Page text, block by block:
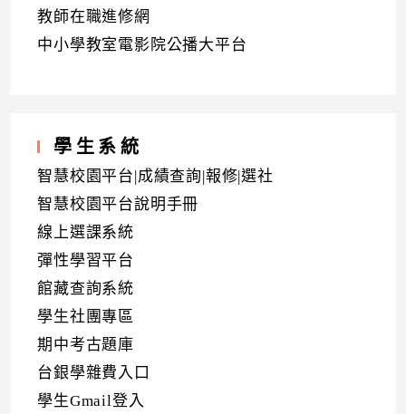
教師在職進修網
中小學教室電影院公播大平台
學生系統
智慧校園平台|成績查詢|報修|選社
智慧校園平台說明手冊
線上選課系統
彈性學習平台
館藏查詢系統
學生社團專區
期中考古題庫
台銀學雜費入口
學生Gmail登入